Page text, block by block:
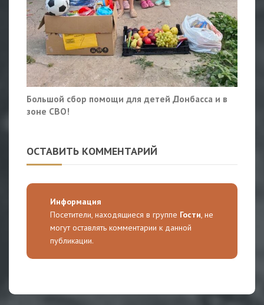
Большой сбор помощи для детей Донбасса и в
зоне СВО!
ОСТАВИТЬ КОММЕНТАРИЙ
Информация
Посетители, находящиеся в группе Гости, не
могут оставлять комментарии к данной
публикации.